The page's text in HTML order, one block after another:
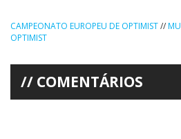
CAMPEONATO EUROPEU DE OPTIMIST//
OPTIMIST
COMENTÁRIOS